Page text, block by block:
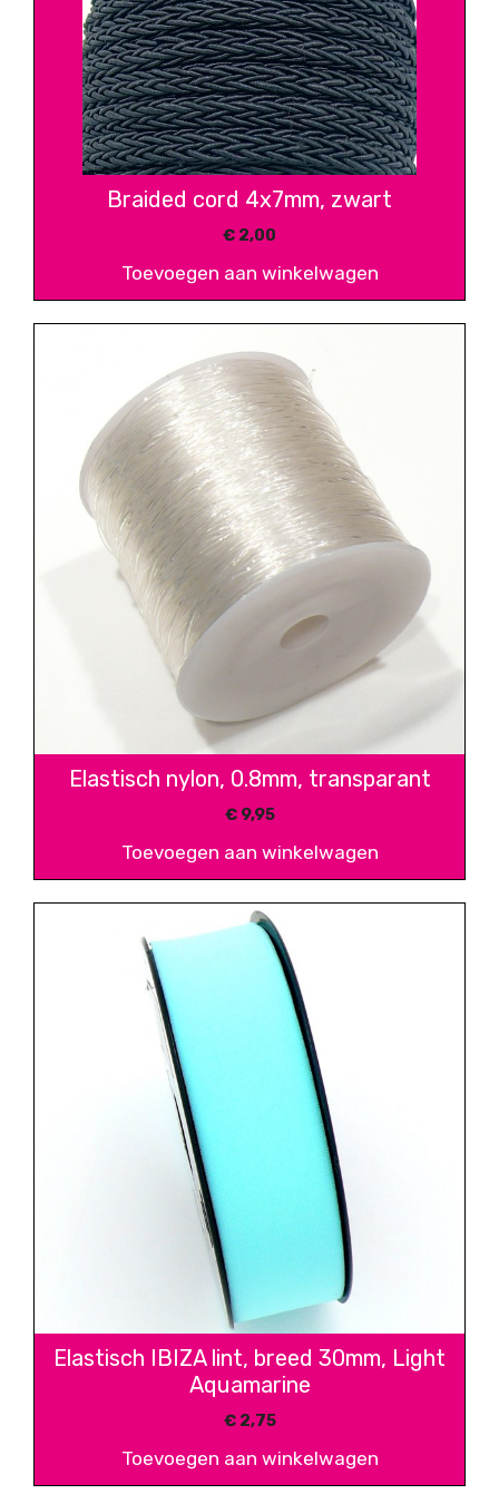
Braided cord 4x7mm, zwart
€ 2,00
Toevoegen aan winkelwagen
Elastisch nylon, 0.8mm, transparant
€9,95
Toevoegen aan winkelwagen
Elastisch IBIZA lint, breed 30mm, Light
Aquamarine
€2,75
Toevoegen aan winkelwagen